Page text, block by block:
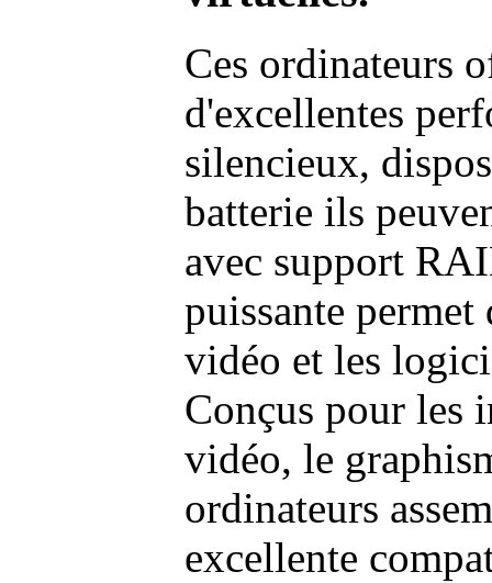
Ces ordinateurs
d'excellentes
silencieux,
batterie ils
avec support
puissante permet
vidéo et les
Conçus pour les
vidéo, le
ordinateurs
excellente